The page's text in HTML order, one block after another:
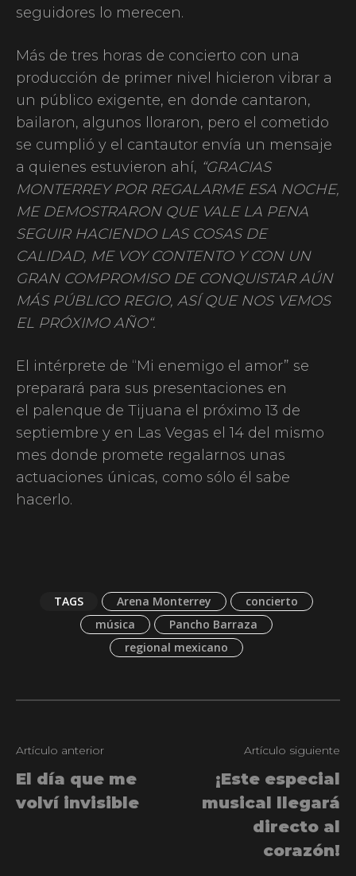
seguidores lo merecen.
Más de tres horas de concierto con una
producción de primer nivel hicieron vibrar a
un público exigente, en donde cantaron,
bailaron, algunos lloraron, pero el cometido
se cumplió y el cantautor envía un mensaje
a quienes estuvieron ahí, “GRACIAS
MONTERREY POR REGALARME ESA NOCHE,
ME DEMOSTRARON QUE VALE LA PENA
SEGUIR HACIENDO LAS COSAS DE
CALIDAD, ME VOY CONTENTO Y CON UN
GRAN COMPROMISO DE CONQUISTAR AÚN
MÁS PÚBLICO REGIO, ASÍ QUE NOS VEMOS
EL PRÓXIMO AÑO“.
El intérprete de “Mi enemigo el amor” se
preparará para sus presentaciones en
el palenque de Tijuana el próximo 13 de
septiembre y en Las Vegas el 14 del mismo
mes donde promete regalarnos unas
actuaciones únicas, como sólo él sabe
hacerlo.
TAGS Arena Monterrey
concierto
música
Pancho Barraza
regional mexicano
Artículo anterior
El día que me
volví invisible
Artículo siguiente
¡Este especial
musical llegará
directo al
corazón!